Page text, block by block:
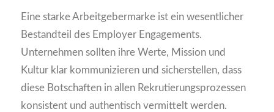
Eine starke Arbeitgebermarke ist ein wesentlicher
Bestandteil des Employer Engagements.
Unternehmen sollten ihre Werte, Mission und
Kultur klar kommunizieren und sicherstellen, dass
diese Botschaften in allen Rekrutierungsprozessen
konsistent und authentisch vermittelt werden.